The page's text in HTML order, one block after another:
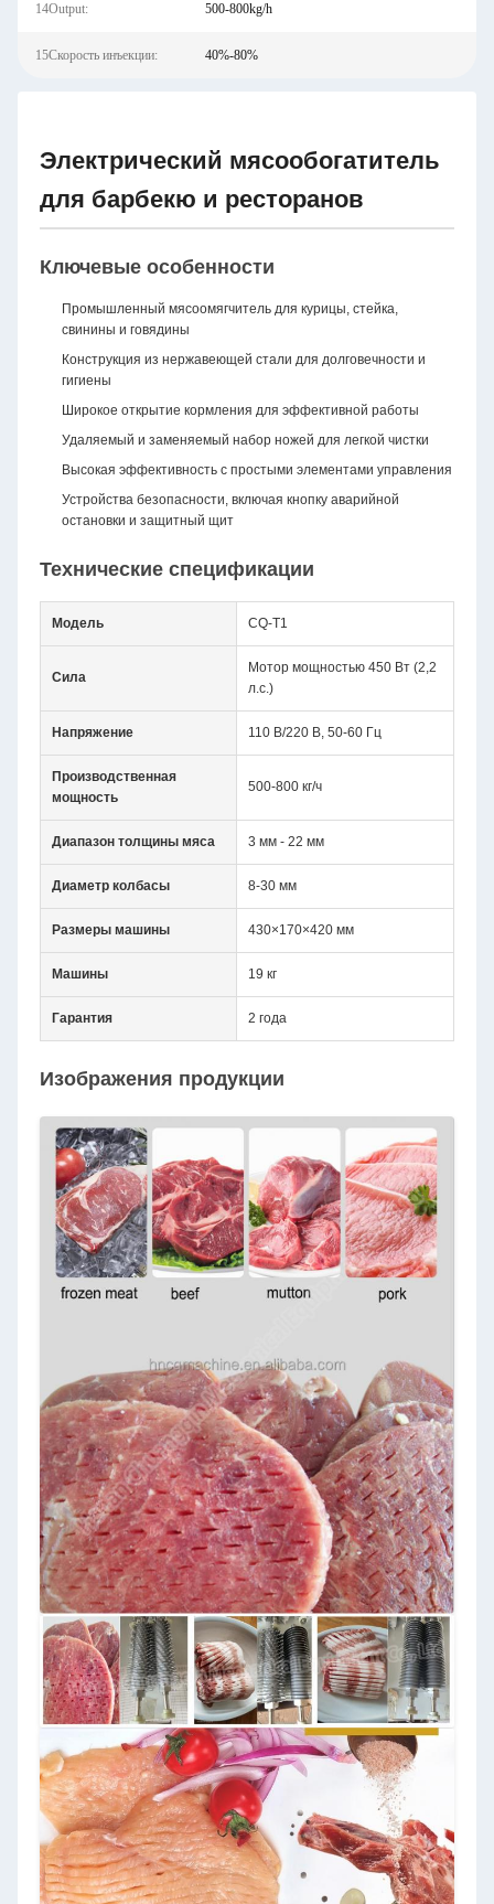
14Output: 500-800kg/h
15Скорость инъекции: 40%-80%
Электрический мясообогатитель
для барбекю и ресторанов
Ключевые особенности
Промышленный мясоомягчитель для курицы, стейка,
свинины и говядины
Конструкция из нержавеющей стали для долговечности и
гигиены
Широкое открытие кормления для эффективной работы
Удаляемый и заменяемый набор ножей для легкой чистки
Высокая эффективность с простыми элементами управления
Устройства безопасности, включая кнопку аварийной
остановки и защитный щит
Технические спецификации
Модель CQ-T1
Сила
Мотор мощностью 450 Вт (2,2
л.с.)
Напряжение 110 В/220 В, 50-60 Гц
Производственная
мощность
500-800 кг/ч
Диапазон толщины мяса 3 мм - 22 мм
Диаметр колбасы 8-30 мм
Размеры машины 430×170×420 мм
Машины 19 кг
Гарантия 2 года
Изображения продукции